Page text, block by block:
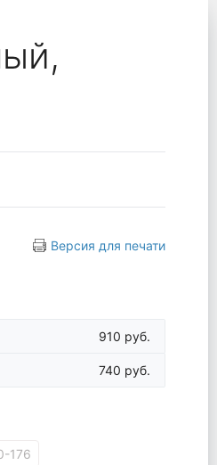
Версия для печати
910 руб.
740 руб.
176